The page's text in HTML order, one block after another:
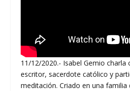
11/12/2020.- Isabel Gemio charla
escritor, sacerdote católico y
meditación. Criado en una